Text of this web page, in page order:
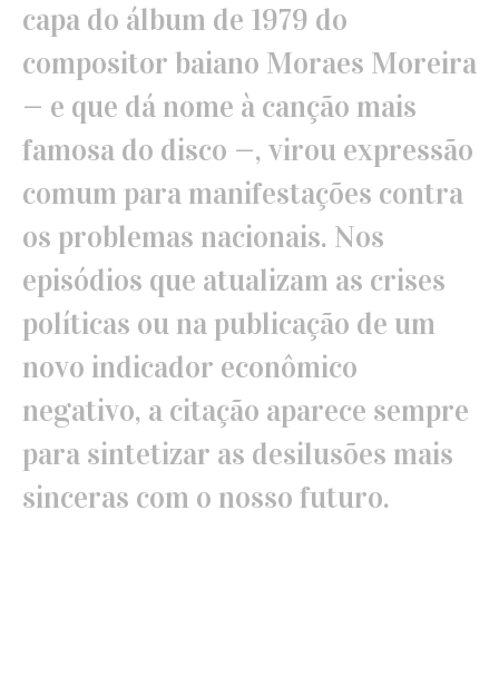
capa do álbum de 1979 do
compositor baiano Moraes Moreira
— e que dá nome à canção mais
famosa do disco —, virou expressão
comum para manifestações contra
os problemas nacionais. Nos
episódios que atualizam as crises
políticas ou na publicação de um
novo indicador econômico
negativo, a citação aparece sempre
para sintetizar as desilusões mais
sinceras com o nosso futuro.